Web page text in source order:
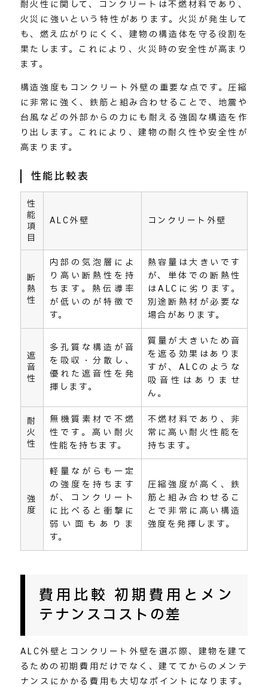
耐火性に関して、コンクリートは不燃材料であり、
火災に強いという特性があります。火災が発生して
も、燃え広がりにくく、建物の構造体を守る役割を
果たします。これにより、火災時の安全性が高まり
ます。
構造強度もコンクリート外壁の重要な点です。圧縮
に非常に強く、鉄筋と組み合わせることで、地震や
台風などの外部からの力にも耐える強固な構造を作
り出します。これにより、建物の耐久性や安全性が
高まります。
性能比較表
性
能
項
目
ALC外壁 コンクリート外壁
断
熱
性
内部の気泡層によ
り高い断熱性を持
ちます。熱伝導率
が低いのが特徴で
す。
熱容量は大きいです
が、単体での断熱性
はALCに劣ります。
別途断熱材が必要な
場合があります。
遮
音
性
多孔質な構造が音
を吸収・分散し、
優れた遮音性を発
揮します。
質量が大きいため音
を遮る効果はありま
すが、ALCのような
吸音性はありませ
ん。
耐
火
性
無機質素材で不燃
性です。高い耐火
性能を持ちます。
不燃材料であり、非
常に高い耐火性能を
持ちます。
強
度
軽量ながらも一定
の強度を持ちます
が、コンクリート
に比べると衝撃に
弱い面もありま
す。
圧縮強度が高く、鉄
筋と組み合わせるこ
とで非常に高い構造
強度を発揮します。
費用比較 初期費用とメン
テナンスコストの差
ALC外壁とコンクリート外壁を選ぶ際、建物を建て
るための初期費用だけでなく、建ててからのメンテ
ナンスにかかる費用も大切なポイントになります。